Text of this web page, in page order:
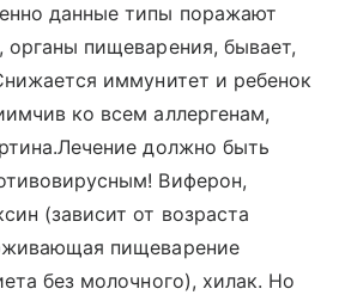
данные типы поражают
органы пищеварения, бывает,
иммунитет и ребенок
ко всем аллергенам,
должно быть
Виферон,
(зависит от возраста
пищеварение
без молочного), хилак. Но